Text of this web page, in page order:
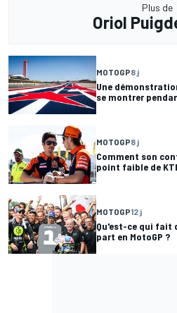
Plus de
Oriol
MOTOGP8 j
Une
se montrer
MOTOGP8 j
Comment son
point faible de
MOTOGP12 j
Qu'est-ce qui fait
part en MotoGP ?